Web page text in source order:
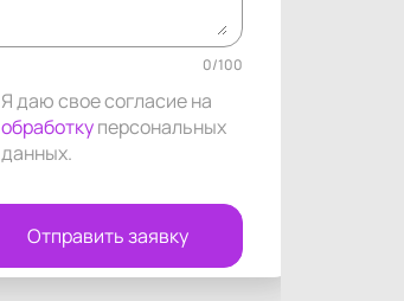
0/100
Я даю свое согласие на
обработкуперсональных
данных.
Отправить заявку